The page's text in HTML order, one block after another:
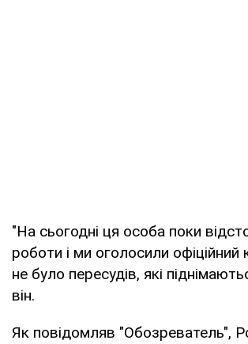
"На сьогодні ця особа поки
роботи і ми оголосили
не було пересудів, які
він.
Як повідомляв "Обозреватель",